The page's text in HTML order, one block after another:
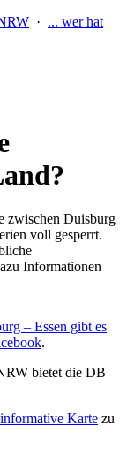
· ... wer hat
zwischen Duisburg
voll gesperrt.
Informationen
– Essen gibt es
.
bietet die DB
Karte zu